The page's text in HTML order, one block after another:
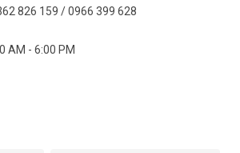
826 159 / 0966 399 628
AM - 6:00 PM